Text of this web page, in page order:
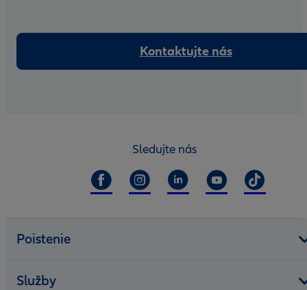
Kontaktujte nás
Sledujte nás
Poistenie
Služby